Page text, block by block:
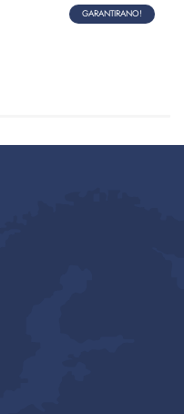
GARANTIRANO!